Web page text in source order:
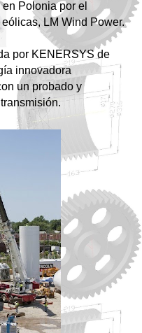
Polonia por el
LM Wind Power.
por KENERSYS de
innovadora
un probado y